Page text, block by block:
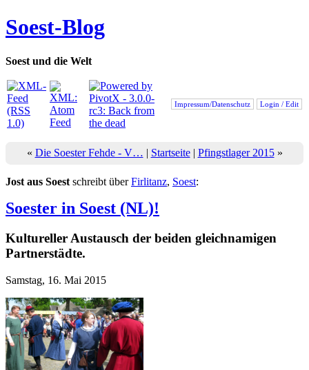
Soest-Blog
Soest und die Welt
Impressum/Datenschutz Login / Edit
« Die Soester Fehde - V… | Startseite| Pfingstlager 2015»
Jost aus Soest schreibt überFirlitanz, Soest:
Soester in Soest (NL)!
Kultureller Austausch der beiden gleichnamigen
Partnerstädte.
Samstag, 16. Mai 2015